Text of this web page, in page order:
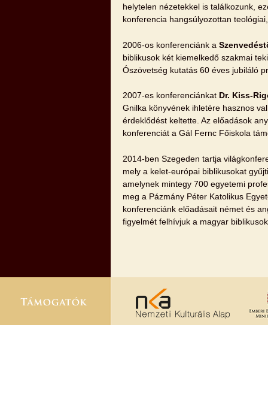
helytelen nézetekkel is találkozunk,
konferencia hangsúlyozottan
2006-os konferenciánk a
biblikusok két kiemelkedő szakmai
Ószövetség kutatás 60 éves jubiláló
2007-es konferenciánkat Dr. Kiss-
Gnilka könyvének ihletére hasznos
érdeklődést keltette. Az előadások
konferenciát a Gál Fernc Főiskola
2014-ben Szegeden tartja
mely a kelet-európai biblikusokat
amelynek mintegy 700 egyetemi
meg a Pázmány Péter Katolikus
konferenciánk előadásait német és
figyelmét felhívjuk a magyar